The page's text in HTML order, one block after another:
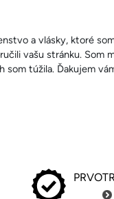
a vlásky, ktoré
vašu stránku. Som
som túžila. Ďakujem